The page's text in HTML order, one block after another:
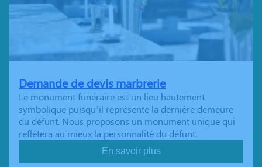
Demande de devis marbrerie
Le monument funéraire est un lieu hautement
symbolique puisqu’il représente la dernière demeure
du défunt. Nous proposons un monument unique qui
reflétera au mieux la personnalité du défunt.
En savoir plus